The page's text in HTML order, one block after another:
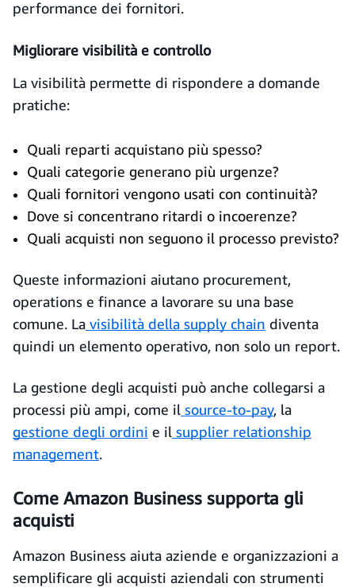
performance dei fornitori.
Migliorare visibilità e controllo
La visibilità permette di rispondere a domande
pratiche:
Quali reparti acquistano più spesso?
Quali categorie generano più urgenze?
Quali fornitori vengono usati con continuità?
Dove si concentrano ritardi o incoerenze?
Quali acquisti non seguono il processo previsto?
Queste informazioni aiutano procurement,
operations e finance a lavorare su una base
comune. La visibilità della supply chain diventa
quindi un elemento operativo, non solo un report.
La gestione degli acquisti può anche collegarsi a
processi più ampi, come il source-to-pay, la
gestione degli ordini e il supplier relationship
management.
Come Amazon Business supporta gli
acquisti
Amazon Business aiuta aziende e organizzazioni a
semplificare gli acquisti aziendali con strumenti